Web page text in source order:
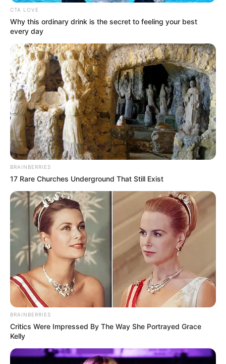
LIHAT ARTIKEL LAINNYA
Yuk Bersih-Bersih, 10
Perabot Rumah yang
Pasti Jarang Kamu Cuci
10 Benda yang Sangat
Membantu Mengasuh
Anak, Cocok untuk
Orangtua Baru
CTA LOVE
Why this ordinary drink is the secret to feeling your best
every day
BRAINBERRIES
17 Rare Churches Underground That Still Exist
BRAINBERRIES
Critics Were Impressed By The Way She Portrayed Grace
Kelly